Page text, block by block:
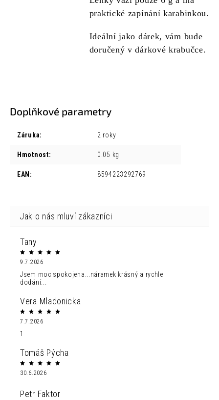
praktické zapínání karabinkou.
Ideální jako dárek, vám bude
doručený v dárkové krabučce.
Doplňkové parametry
Záruka: 2 roky
Hmotnost: 0.05 kg
EAN : 8594223292769
Tany
9.7.2026
Jsem moc spokojena...náramek krásný a rychle
dodání...
Vera Mladonicka
7.7.2026
1
Tomáš Pýcha
30.6.2026
Petr Faktor